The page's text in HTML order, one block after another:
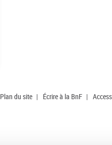
Plan du site | Écrire à la BnF |